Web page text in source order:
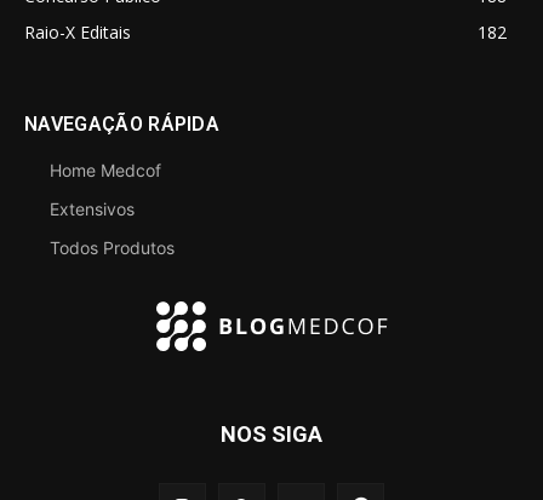
Raio-X Editais
182
NAVEGAÇÃO RÁPIDA
Home Medcof
Extensivos
Todos Produtos
NOS SIGA